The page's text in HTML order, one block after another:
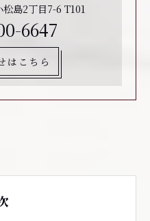
島2丁目7-6 T101
6647
はこちら